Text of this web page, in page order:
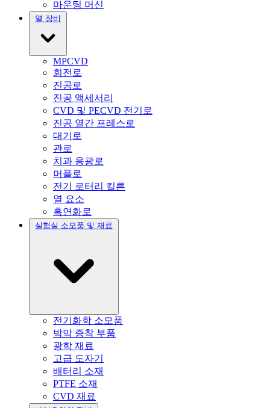
마운팅 머신
열 장비
MPCVD
회전로
진공로
진공 액세서리
CVD 및 PECVD 전기로
진공 열간 프레스로
대기로
관로
치과 용광로
머플로
전기 로터리 킬른
열 요소
흑연화로
실험실 소모품 및 재료
전기화학 소모품
박막 증착 부품
광학 재료
고급 도자기
배터리 소재
PTFE 소재
CVD 재료